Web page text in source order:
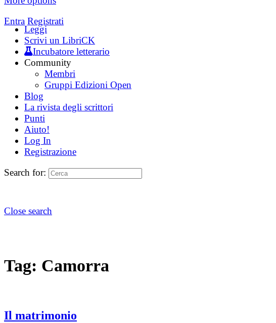
Entra Registrati
Leggi
Scrivi un LibriCK
Incubatore letterario
Community
Membri
Gruppi Edizioni Open
Blog
La rivista degli scrittori
Punti
Aiuto!
Log In
Registrazione
Search for:
Close search
Tag: Camorra
Il matrimonio